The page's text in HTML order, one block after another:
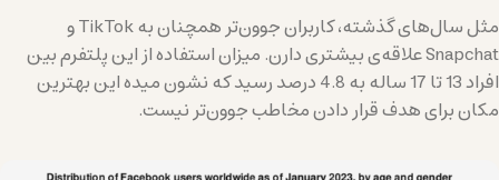
مثل سال‌های گذشته، کاربران جوون‌تر همچنان به TikTok و
Snapchat علاقه‌ی بیشتری دارن. میزان استفاده از این پلتفرم بین
افراد 13 تا 17 ساله به 4.8 درصد رسید که نشون میده این بهترین
مکان برای هدف قرار دادن مخاطب جوون‌تر نیست.